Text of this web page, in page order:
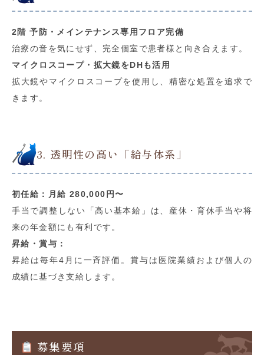
2階 予防・メインテナンス専用フロア完備
治療の音を気にせず、完全個室で患者様と向き合えます。
マイクロスコープ・拡大鏡をDHも活用
拡大鏡やマイクロスコープを使用し、精密な処置を追求で
きます。
3. 透明性の高い「給与体系」
初任給：月給 280,000円〜
手当で調整しない「高い基本給」は、産休・育休手当や将
来の年金額にも有利です。
昇給・賞与：
昇給は毎年4月に一斉評価。賞与は医院業績および個人の
成績に基づき支給します。
募集要項